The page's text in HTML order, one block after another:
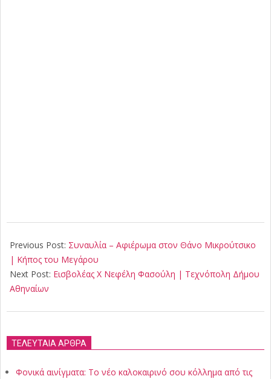
06-
01
Previous Post: Συναυλία – Αφιέρωμα στον Θάνο Μικρούτσικο
| Κήπος του Μεγάρου
Next Post: Εισβολέας X Νεφέλη Φασούλη | Τεχνόπολη Δήμου
Αθηναίων
ΤΕΛΕΥΤΑΙΑ ΑΡΘΡΑ
Φονικά αινίγματα: Το νέο καλοκαιρινό σου κόλλημα από τις